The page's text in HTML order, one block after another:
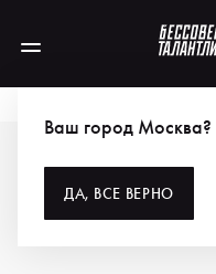
Ваш город Москва?
ДА, ВСЕ ВЕРНО